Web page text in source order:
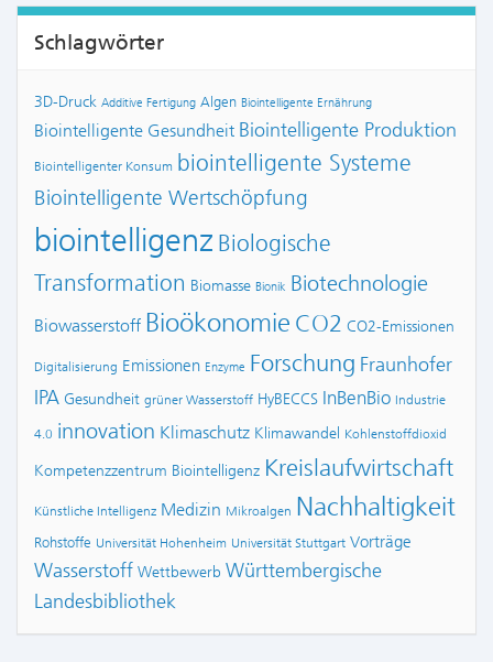
Schlagwörter
3D-Druck Additive Fertigung Algen Biointelligente Ernährung
Biointelligente Gesundheit Biointelligente Produktion
Biointelligenter Konsum biointelligente Systeme
Biointelligente Wertschöpfung
biointelligenz Biologische
Transformation Biomasse Bionik Biotechnologie
Biowasserstoff Bioökonomie CO2 CO2-Emissionen
Digitalisierung Emissionen Enzyme Forschung Fraunhofer
IPA Gesundheit grüner Wasserstoff HyBECCS InBenBio Industrie
4.0 innovation Klimaschutz Klimawandel Kohlenstoffdioxid
Kompetenzzentrum Biointelligenz Kreislaufwirtschaft
Künstliche Intelligenz Medizin Mikroalgen Nachhaltigkeit
Rohstoffe Universität Hohenheim Universität Stuttgart Vorträge
Wasserstoff Wettbewerb Württembergische
Landesbibliothek